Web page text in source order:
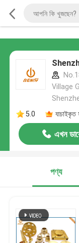
Village
5.0
যাচাইকৃত
এখন
পণ্য